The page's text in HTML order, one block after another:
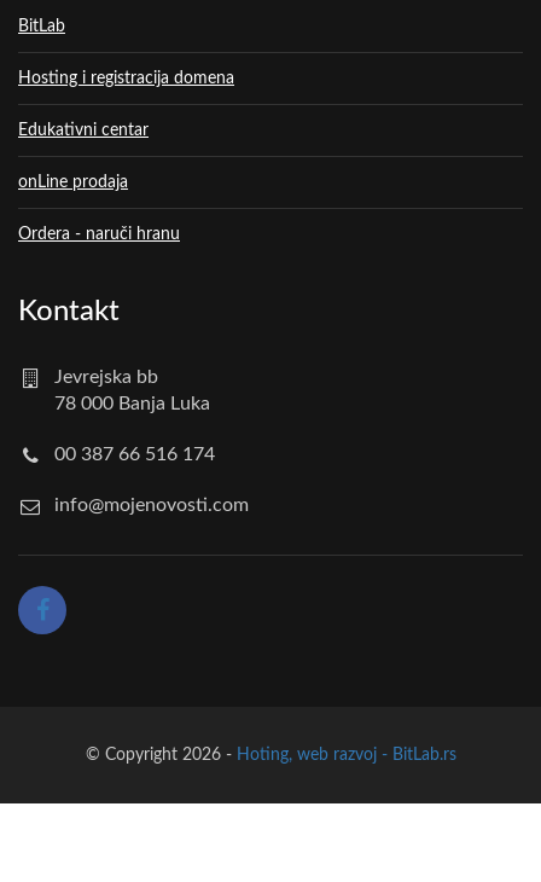
BitLab
Hosting i registracija domena
Edukativni centar
onLine prodaja
Ordera - naruči hranu
Kontakt
Jevrejska bb
78 000 Banja Luka
00 387 66 516 174
info@mojenovosti.com
© Copyright 2026 - Hoting, web razvoj - BitLab.rs